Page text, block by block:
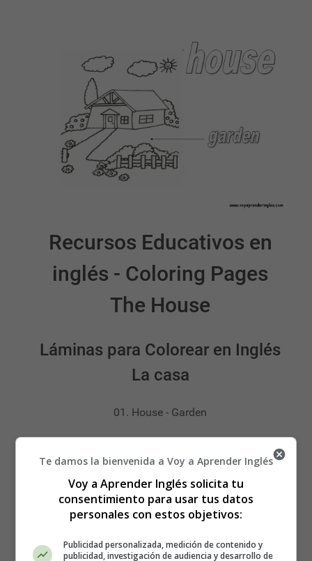
Recursos Educativos en
inglés - Coloring Pages
The House
Láminas para Colorear en Inglés
La casa
01. House - Garden
Categoría:Coloring Pages The House -
Dibujos la Casa
Publicado: 15 Noviembre 2015
Dibujos para colorear the house
Te damos la bienvenida a Voy a Aprender Inglés
Voy a Aprender Inglés solicita tu
consentimiento para usar tus datos
personales con estos objetivos:
Publicidad personalizada, medición de contenido y
publicidad, investigación de audiencia y desarrollo de